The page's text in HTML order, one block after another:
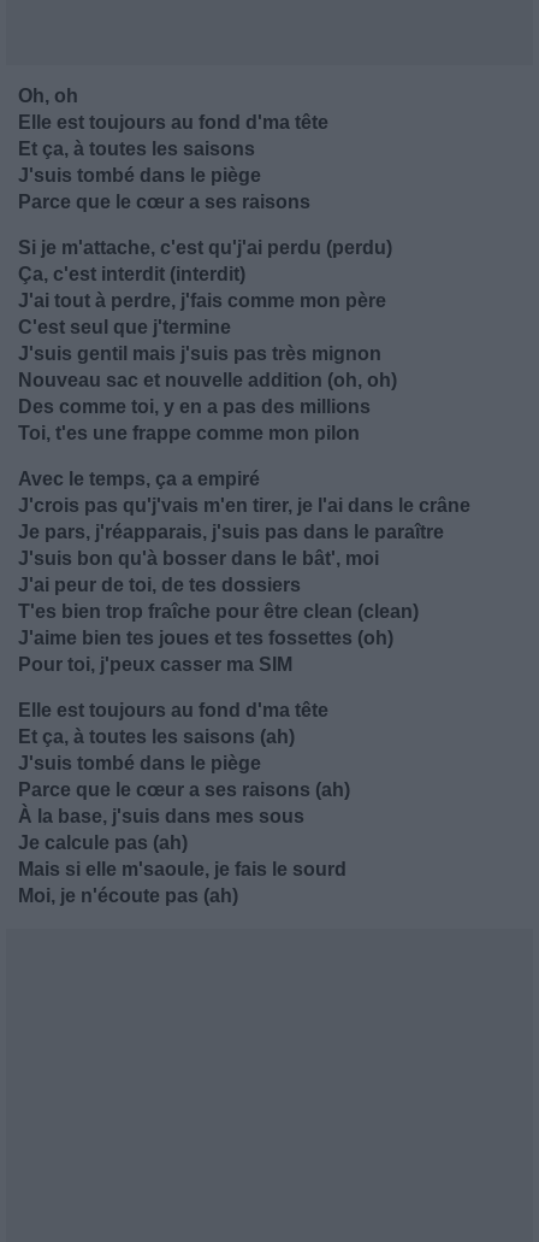
Oh, oh
Elle est toujours au fond d'ma tête
Et ça, à toutes les saisons
J'suis tombé dans le piège
Parce que le cœur a ses raisons
Si je m'attache, c'est qu'j'ai perdu (perdu)
Ça, c'est interdit (interdit)
J'ai tout à perdre, j'fais comme mon père
C'est seul que j'termine
J'suis gentil mais j'suis pas très mignon
Nouveau sac et nouvelle addition (oh, oh)
Des comme toi, y en a pas des millions
Toi, t'es une frappe comme mon pilon
Avec le temps, ça a empiré
J'crois pas qu'j'vais m'en tirer, je l'ai dans le crâne
Je pars, j'réapparais, j'suis pas dans le paraître
J'suis bon qu'à bosser dans le bât', moi
J'ai peur de toi, de tes dossiers
T'es bien trop fraîche pour être clean (clean)
J'aime bien tes joues et tes fossettes (oh)
Pour toi, j'peux casser ma SIM
Elle est toujours au fond d'ma tête
Et ça, à toutes les saisons (ah)
J'suis tombé dans le piège
Parce que le cœur a ses raisons (ah)
À la base, j'suis dans mes sous
Je calcule pas (ah)
Mais si elle m'saoule, je fais le sourd
Moi, je n'écoute pas (ah)